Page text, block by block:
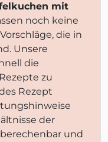
mit
noch keine
die in
Unsere
die
zu
Rezept
der
und